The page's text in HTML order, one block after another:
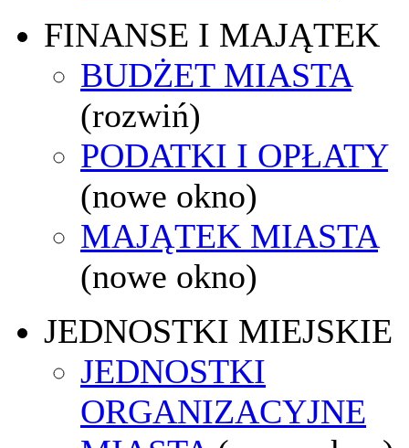
FINANSE I MAJĄTEK
BUDŻET MIASTA
(rozwiń)
PODATKI I OPŁATY
(nowe okno)
MAJĄTEK MIASTA
(nowe okno)
JEDNOSTKI MIEJSKIE
JEDNOSTKI
ORGANIZACYJNE